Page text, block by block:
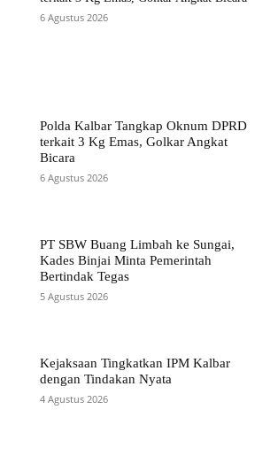
6 Agustus 2026
Polda Kalbar Tangkap Oknum DPRD
terkait 3 Kg Emas, Golkar Angkat
Bicara
6 Agustus 2026
PT SBW Buang Limbah ke Sungai,
Kades Binjai Minta Pemerintah
Bertindak Tegas
5 Agustus 2026
Kejaksaan Tingkatkan IPM Kalbar
dengan Tindakan Nyata
4 Agustus 2026